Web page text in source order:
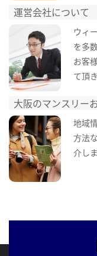
運営会社について
ウィ
を多
お客
て頂
大阪のマンスリー
地域
方法
介しま